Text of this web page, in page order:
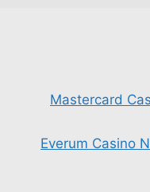
Mastercard
Everum Casino